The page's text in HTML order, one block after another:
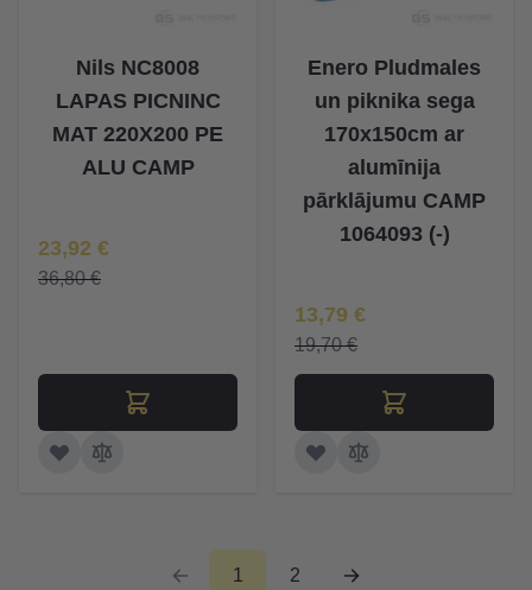
Nils NC8008
LAPAS PICNINC
MAT 220X200 PE
ALU CAMP
Īpaša Cena
23,92 €
36,80 €
Enero Pludmales
un piknika sega
170x150cm ar
alumīnija
pārklājumu CAMP
1064093 (-)
Īpaša Cena
13,79 €
19,70 €
1 2